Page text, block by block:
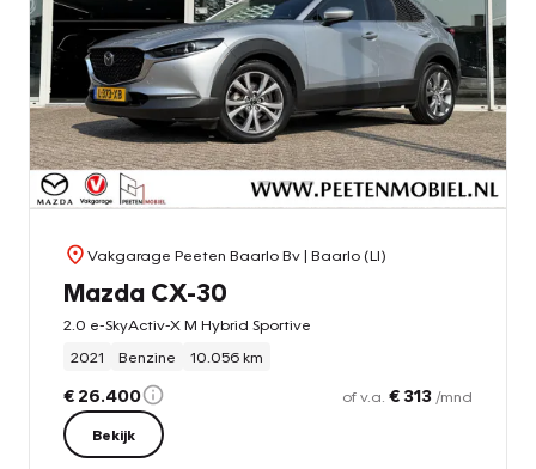
Vakgarage Peeten Baarlo Bv| Baarlo (LI)
Mazda CX-30
2.0 e-SkyActiv-X M Hybrid Sportive
2021
Benzine 10.056 km
€ 26.400 of v.a. € 313 /mnd
Bekijk